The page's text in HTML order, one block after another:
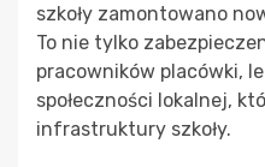
szkoły zamontowano
To nie tylko
pracowników placówki,
społeczności lokalnej,
infrastruktury szkoły.